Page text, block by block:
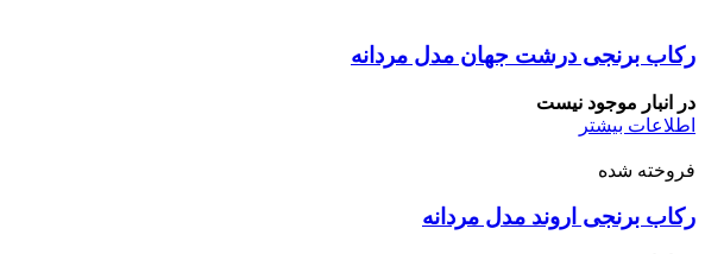
رکاب برنجی درشت جهان مدل مردانه
در انبار موجود نیست
اطلاعات بیشتر
فروخته شده
رکاب برنجی اروند مدل مردانه